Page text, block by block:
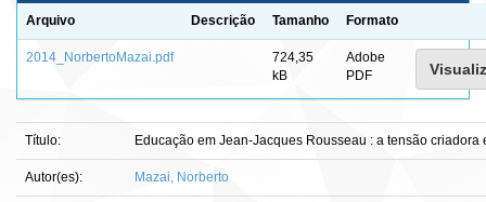
Arquivo Descrição Tamanho Formato
2014_NorbertoMazai.pdf
724,35
kB
Adobe
PDF
Título: Educação em Jean-Jacques Rousseau : a tensão
Autor(es): Mazai, Norberto